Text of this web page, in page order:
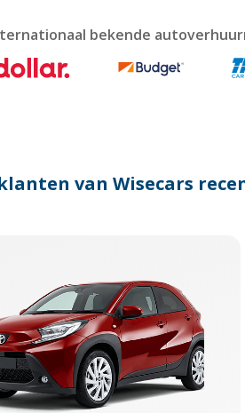
bekende
van Wisecars